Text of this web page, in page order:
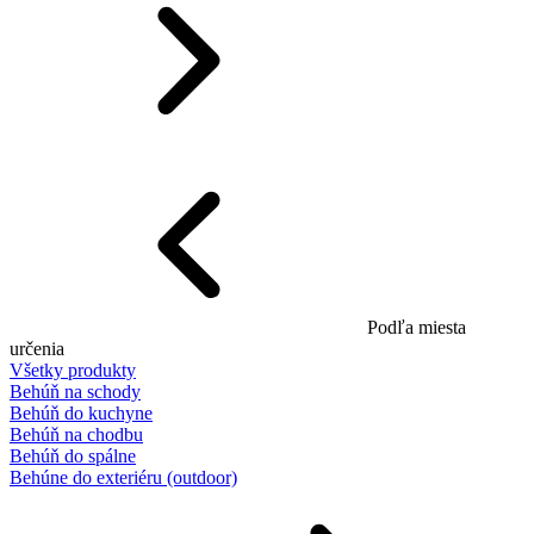
Podľa miesta
určenia
Všetky produkty
Behúň na schody
Behúň do kuchyne
Behúň na chodbu
Behúň do spálne
Behúne do exteriéru (outdoor)